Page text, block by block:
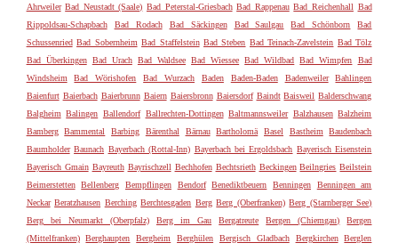
Ahrweiler Bad Neustadt (Saale) Bad Peterstal-Griesbach Bad Rappenau Bad Reichenhall Bad
Rippoldsau-Schapbach
Bad Rodach Bad Säckingen Bad Saulgau Bad Schönborn
Bad
Schussenried Bad Sobernheim Bad Staffelstein Bad Steben Bad Teinach-Zavelstein Bad Tölz
Bad Überkingen Bad Urach Bad Waldsee Bad Wiessee Bad Wildbad Bad Wimpfen
Bad
Windsheim
Bad Wörishofen Bad Wurzach Baden Baden-Baden Badenweiler
Bahlingen
Baienfurt Baierbach Baierbrunn Baiern Baiersbronn Baiersdorf Baindt Baisweil Balderschwang
Balgheim Balingen Ballendorf Ballrechten-Dottingen Baltmannsweiler Balzhausen Balzheim
Bamberg
Bammental Barbing Bärenthal Bärnau Bartholomä Basel Bastheim
Baudenbach
Baumholder Baunach Bayerbach (Rottal-Inn) Bayerbach bei Ergoldsbach Bayerisch Eisenstein
Bayerisch Gmain Bayreuth Bayrischzell Bechhofen Bechtsrieth Beckingen Beilngries Beilstein
Beimerstetten
Bellenberg Bempflingen Bendorf Benediktbeuern Benningen
Benningen am
Neckar Beratzhausen Berching Berchtesgaden Berg Berg (Oberfranken) Berg (Starnberger See)
Berg bei Neumarkt (Oberpfalz)
Berg im Gau Bergatreute Bergen (Chiemgau)
Bergen
(Mittelfranken)
Berghaupten Bergheim Berghülen Bergisch Gladbach Bergkirchen
Berglen